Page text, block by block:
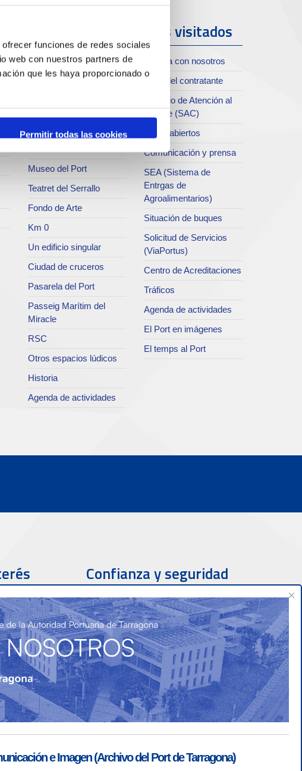
funciones de redes sociales
web con nuestros partners de
que les haya proporcionado o
Permitir todas las cookies
ciudad
Moll de Costa
Servicio de
publicaciones
Museo del Port
Teatret del Serrallo
Fondo de Arte
Km 0
Un edificio singular
Ciudad de cruceros
Pasarela del Port
Passeig Marítim del
Miracle
RSC
Otros espacios lúdicos
Historia
Agenda de actividades
Más visitados
Trabaja con nosotros
Perfil del contratante
Servicio de Atención al
Clliente (SAC)
Datos abiertos
Comunicación y prensa
SEA (Sistema de
Entrgas de
Agroalimentarios)
Situación de buques
Solicitud de Servicios
(ViaPortus)
Centro de Acreditaciones
Tráficos
Agenda de actividades
El Port en imágenes
El temps al Port
Confianza y seguridad
×
e Imagen (Archivo del Port de Tarragona)